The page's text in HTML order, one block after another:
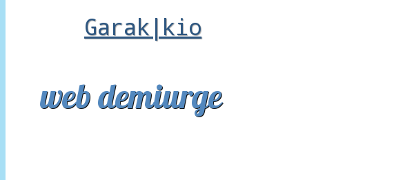
Garak|kio
web demiurge